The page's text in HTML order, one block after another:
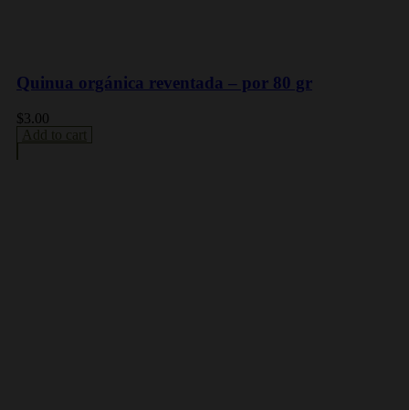
Quinua orgánica reventada – por 80 gr
$ 3.00
Add to cart